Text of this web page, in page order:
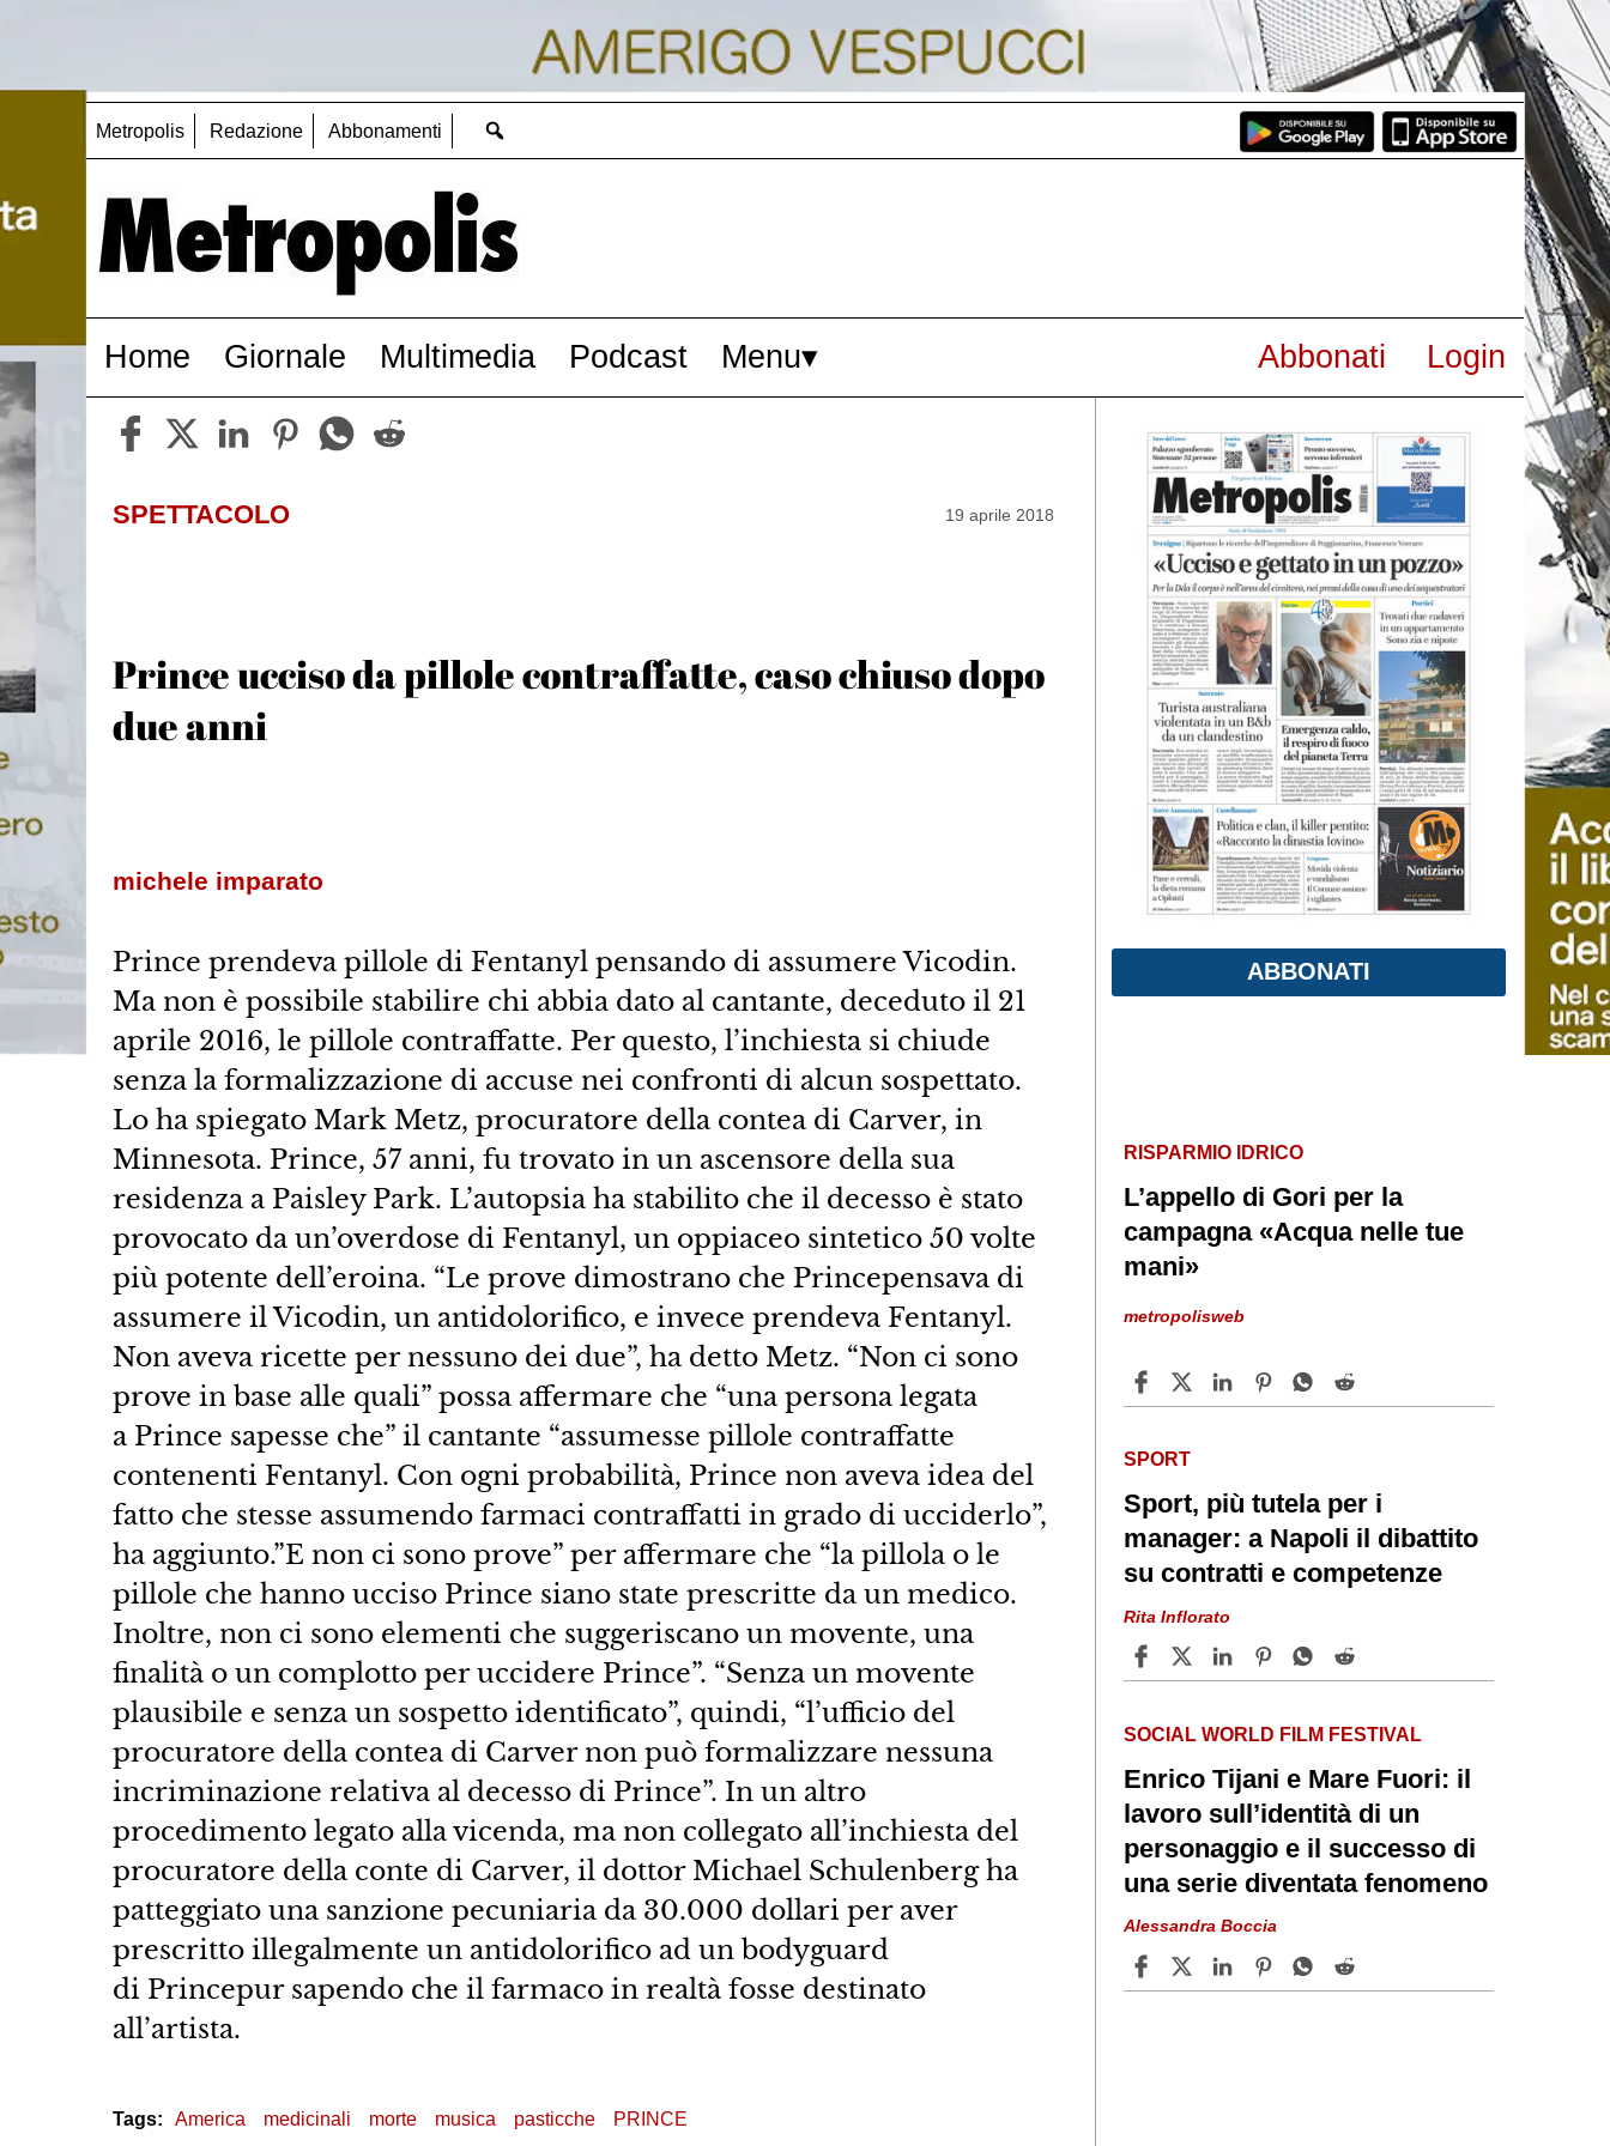
Metropolis Redazione Abbonamenti
Home Giornale Multimedia Podcast Menu Abbonati Login
SPETTACOLO 19 aprile 2018
Prince ucciso da pillole contraffatte, caso chiuso dopo
due anni
michele imparato
Prince prendeva pillole di Fentanyl pensando di assumere Vicodin.
Ma non è possibile stabilire chi abbia dato al cantante, deceduto il 21
aprile 2016, le pillole contraffatte. Per questo, l’inchiesta si chiude
senza la formalizzazione di accuse nei confronti di alcun sospettato.
Lo ha spiegato Mark Metz, procuratore della contea di Carver, in
Minnesota. Prince, 57 anni, fu trovato in un ascensore della sua
residenza a Paisley Park. L’autopsia ha stabilito che il decesso è stato
provocato da un’overdose di Fentanyl, un oppiaceo sintetico 50 volte
più potente dell’eroina. “Le prove dimostrano che Princepensava di
assumere il Vicodin, un antidolorifico, e invece prendeva Fentanyl.
Non aveva ricette per nessuno dei due”, ha detto Metz. “Non ci sono
prove in base alle quali” possa affermare che “una persona legata
a Prince sapesse che” il cantante “assumesse pillole contraffatte
contenenti Fentanyl. Con ogni probabilità, Prince non aveva idea del
fatto che stesse assumendo farmaci contraffatti in grado di ucciderlo”,
ha aggiunto.”E non ci sono prove” per affermare che “la pillola o le
pillole che hanno ucciso Prince siano state prescritte da un medico.
Inoltre, non ci sono elementi che suggeriscano un movente, una
finalità o un complotto per uccidere Prince”. “Senza un movente
plausibile e senza un sospetto identificato”, quindi, “l’ufficio del
procuratore della contea di Carver non può formalizzare nessuna
incriminazione relativa al decesso di Prince”. In un altro
procedimento legato alla vicenda, ma non collegato all’inchiesta del
procuratore della conte di Carver, il dottor Michael Schulenberg ha
patteggiato una sanzione pecuniaria da 30.000 dollari per aver
prescritto illegalmente un antidolorifico ad un bodyguard
di Princepur sapendo che il farmaco in realtà fosse destinato
all’artista.
Tags: America medicinali morte musica pasticche PRINCE
ABBONATI
RISPARMIO IDRICO
L’appello di Gori per la
campagna «Acqua nelle tue
mani»
metropolisweb
SPORT
Sport, più tutela per i
manager: a Napoli il dibattito
su contratti e competenze
Rita Inflorato
SOCIAL WORLD FILM FESTIVAL
Enrico Tijani e Mare Fuori: il
lavoro sull’identità di un
personaggio e il successo di
una serie diventata fenomeno
Alessandra Boccia